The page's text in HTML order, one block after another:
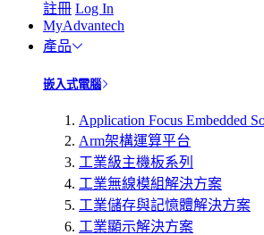
註冊 Log In
MyAdvantech
產品
嵌入式電腦
Application Focus Embedded
Arm架構運算平台
工業級主機板系列
工業無線模組解決方案
工業儲存與記憶體解決方案
工業顯示解決方案